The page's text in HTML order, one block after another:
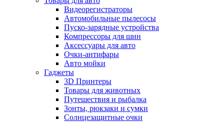
Видеорегистраторы
Автомобильные пылесосы
Пуско-зарядные устройства
Компрессоры для шин
Аксессуары для авто
Очки-антифары
Авто мойки
Гаджеты
3D Принтеры
Товары для животных
Путешествия и рыбалка
Зонты, рюкзаки и сумки
Солнцезащитные очки